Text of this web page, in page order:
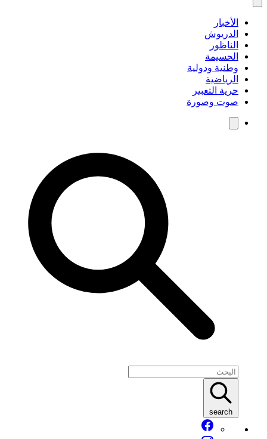
الأخبار
الدريوش
الناظور
الحسيمة
وطنية ودولية
الرياضية
حرية التعبير
صوت وصورة
search